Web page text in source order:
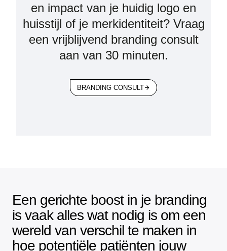
en impact van je huidig logo en
huisstijl of je merkidentiteit? Vraag
een vrijblijvend branding consult
aan van 30 minuten.
BRANDING CONSULT
Een gerichte boost in je branding
is vaak alles wat nodig is om een
wereld van verschil te maken in
hoe potentiële patiënten jouw